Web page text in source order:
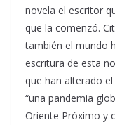
novela el escritor
que la comenzó.
también el mundo
escritura de esta
que han alterado
“una pandemia
Oriente Próximo y